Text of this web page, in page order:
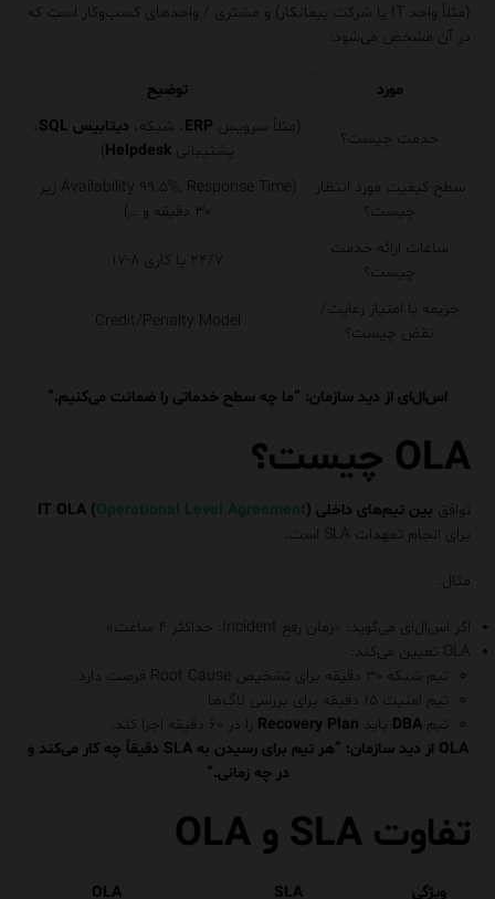
(مثلاً واحد IT یا شرکت پیمانکار) و مشتری / واحدهای کسب‌وکار است که
در آن مشخص می‌شود:
مورد توضیح
خدمت چیست؟
(مثلاً سرویس ERP، شبکه، دیتابیس SQL،
پشتیبانی Helpdesk
)
سطح کیفیت مورد انتظار
چیست؟
(Availability ۹۹.۵%, Response Time زیر
۳۰ دقیقه و …)
ساعات ارائه خدمت
چیست؟
۲۴/۷ یا کاری ۸-۱۷
جریمه یا امتیاز رعایت/
نقض چیست؟
Credit/Penalty Model
اس‌ال‌ای از دید سازمان: “ما چه سطح خدماتی را ضمانت می‌کنیم.”
OLA چیست؟
توافق بین تیم‌های داخلی IT OLA (Operational Level Agreement)
برای انجام تعهدات SLA است.
مثال:
اگر اس‌ال‌ای می‌گوید: «زمان رفع Incident: حداکثر ۴ ساعت»
OLA تعیین می‌کند:
تیم شبکه ۳۰ دقیقه برای تشخیص Root Cause فرصت دارد.
تیم امنیت ۱۵ دقیقه برای بررسی لاگ‌ها
تیمDBA باید Recovery Plan را در ۶۰ دقیقه اجرا کند.
OLA از دید سازمان: “هر تیم برای رسیدن به SLA دقیقاً چه کار می‌کند و
در چه زمانی.”
تفاوت SLA و OLA
ویژگی SLA
OLA